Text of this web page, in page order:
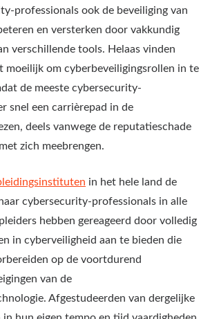
professionals ook de beveiliging van
en versterken door vakkundig
verschillende tools. Helaas vinden
moeilijk om cyberbeveiligingsrollen in te
de meeste cybersecurity-
snel een carrièrepad in de
deels vanwege de reputatieschade
zich meebrengen.
in het hele land de
cybersecurity-professionals in alle
hebben gereageerd door volledig
in cyberveiligheid aan te bieden die
op de voortdurend
van de
Afgestudeerden van dergelijke